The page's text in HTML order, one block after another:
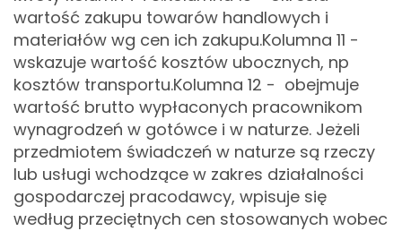
wartość zakupu towarów handlowych i
materiałów wg cen ich zakupu.Kolumna 11 -
wskazuje wartość kosztów ubocznych, np
kosztów transportu.Kolumna 12 - obejmuje
wartość brutto wypłaconych pracownikom
wynagrodzeń w gotówce i w naturze. Jeżeli
przedmiotem świadczeń w naturze są rzeczy
lub usługi wchodzące w zakres działalności
gospodarczej pracodawcy, wpisuje się
według przeciętnych cen stosowanych wobec